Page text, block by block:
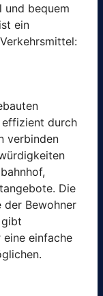
bequem
ein
durch
verbinden
Die
der Bewohner
gibt
einfache